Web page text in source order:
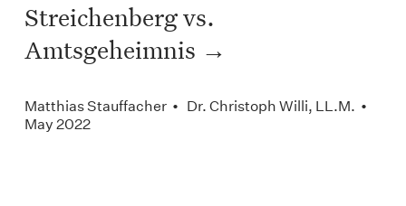
Streichenberg vs.
Amtsgeheimnis
Matthias Stauffacher • Dr. Christoph Willi, LL.M. •
May 2022